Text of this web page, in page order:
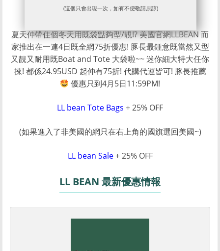
夏天仲帶住個冬天用既袋點夠型/靚!? 美國官網LLBEAN 而
家推出在一連4日既全網75折優惠! 豚長最鍾意既當然又型
又靚又耐用既Boat and Tote 大袋啦~~ 迷你細大特大任你
揀! 都係24.95USD 起仲有75折! 代購代運皆可! 豚長推薦
優惠只到4月5日11:59PM!
LL bean Tote Bags + 25% OFF
(如果進入了非美國的網只在右上角的國旗選回美國~)
LL bean Sale+ 25% OFF
LL BEAN 最新優惠情報
(這個只會出現一次，如有不便敬請原諒)